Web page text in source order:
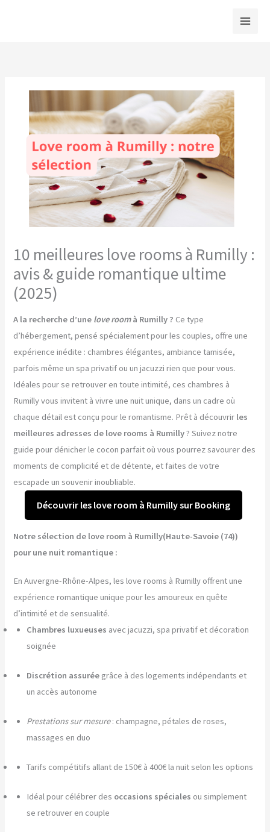
10 meilleures love rooms à Rumilly :
avis & guide romantique ultime
(2025)
A la recherche d’une love roomà Rumilly ? Ce type
d’hébergement, pensé spécialement pour les couples, offre une
expérience inédite : chambres élégantes, ambiance tamisée,
parfois même un spa privatif ou un jacuzzi rien que pour vous.
Idéales pour se retrouver en toute intimité, ces chambres à
Rumilly vous invitent à vivre une nuit unique, dans un cadre où
chaque détail est conçu pour le romantisme. Prêt à découvrir les
meilleures adresses de love rooms à Rumilly? Suivez notre
guide pour dénicher le cocon parfait où vous pourrez savourer des
moments de complicité et de détente, et faites de votre
escapade un souvenir inoubliable.
Découvrir les love room à Rumilly sur Booking
Notre sélection de love room à Rumilly(Haute-Savoie (74))
pour une nuit romantique :
En Auvergne-Rhône-Alpes, les love rooms à Rumilly offrent une
expérience romantique unique pour les amoureux en quête
d’intimité et de sensualité.
Chambres luxueuses avec jacuzzi, spa privatif et décoration
soignée
Discrétion assurée grâce à des logements indépendants et
un accès autonome
Prestations sur mesure: champagne, pétales de roses,
massages en duo
Tarifs compétitifs allant de 150€ à 400€ la nuit selon les options
Idéal pour célébrer des occasions spéciales ou simplement
se retrouver en couple